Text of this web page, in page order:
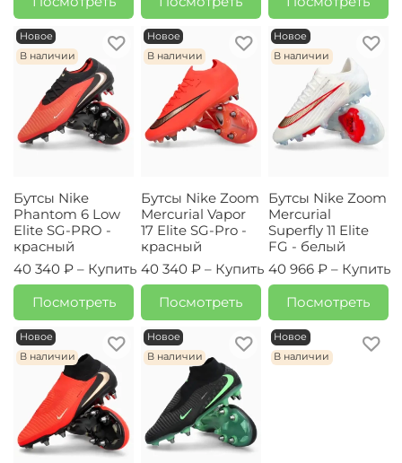
Новое
В наличии
Бутсы Nike
Phantom 6 Low
Elite SG-PRO -
красный
40 340 ₽ – Купить
Посмотреть
Новое
В наличии
Бутсы Nike Zoom
Mercurial Vapor
17 Elite SG-Pro -
красный
40 340 ₽ – Купить
Посмотреть
Новое
В наличии
Бутсы Nike Zoom
Mercurial
Superfly 11 Elite
FG - белый
40 966 ₽ – Купить
Посмотреть
Новое
В наличии
Новое
В наличии
Новое
В наличии